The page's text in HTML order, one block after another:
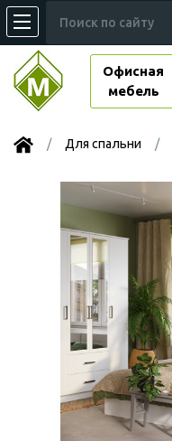
Офисная
мебель
Для спальни